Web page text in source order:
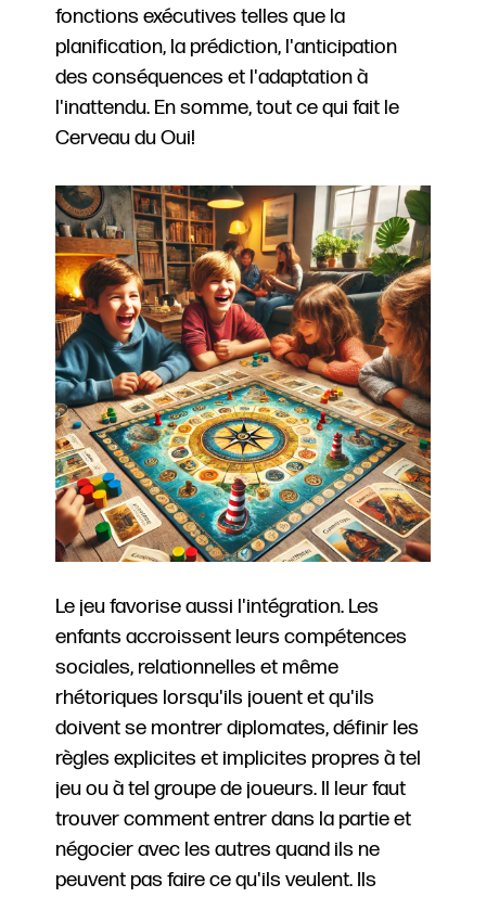
fonctions exécutives telles que la
planification, la prédiction, l'anticipation
des conséquences et l'adaptation à
l'inattendu. En somme, tout ce qui fait le
Cerveau du Oui!
Le jeu favorise aussi l'intégration. Les
enfants accroissent leurs compétences
sociales, relationnelles et même
rhétoriques lorsqu'ils jouent et qu'ils
doivent se montrer diplomates, définir les
règles explicites et implicites propres à tel
jeu ou à tel groupe de joueurs. Il leur faut
trouver comment entrer dans la partie et
négocier avec les autres quand ils ne
peuvent pas faire ce qu'ils veulent. Ils